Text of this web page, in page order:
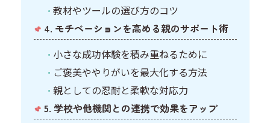
教材やツールの選び方のコツ
4. モチベーションを高める親のサポート術
小さな成功体験を積み重ねるために
ご褒美ややりがいを最大化する方法
親としての忍耐と柔軟な対応力
5. 学校や他機関との連携で効果をアップ